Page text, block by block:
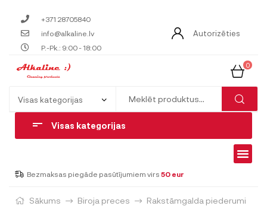
+371 28705840
info@alkaline.lv
P.-Pk.: 9:00 - 18:00
Autorizēties
0
Visas kategorijas
Bezmaksas piegāde pasūtījumiem virs 50 eur
Sākums Biroja preces
Rakstāmgalda piederumi